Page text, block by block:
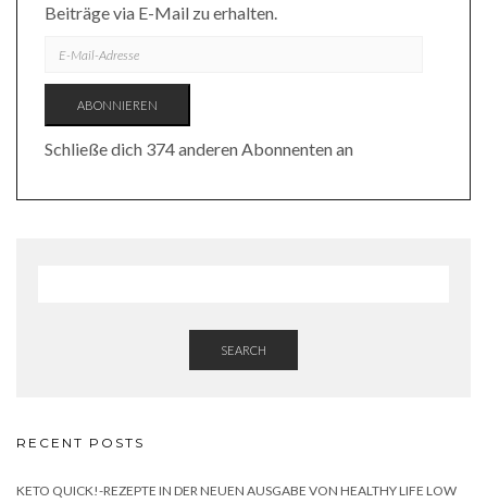
Beiträge via E-Mail zu erhalten.
MAIL-
ABONNIEREN
Schließe dich 374 anderen Abonnenten an
SEARCH
RECENT POSTS
KETO QUICK!-REZEPTE IN DER NEUEN AUSGABE VON HEALTHY LIFE LOW